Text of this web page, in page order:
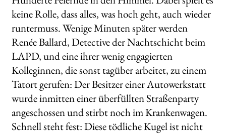
keine Rolle, dass alles, was hoch geht, auch wieder
runtermuss. Wenige Minuten später werden
Renée Ballard, Detective der Nachtschicht beim
LAPD, und eine ihrer wenig engagierten
Kolleginnen, die sonst tagüber arbeitet, zu einem
Tatort gerufen: Der Besitzer einer Autowerkstatt
wurde inmitten einer überfüllten Straßenparty
angeschossen und stirbt noch im Krankenwagen.
Schnell steht fest: Diese tödliche Kugel ist nicht